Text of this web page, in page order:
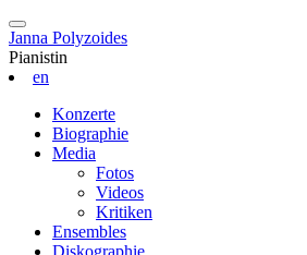
Janna Polyzoides
Pianistin
en
Konzerte
Biographie
Media
Fotos
Videos
Kritiken
Ensembles
Diskographie